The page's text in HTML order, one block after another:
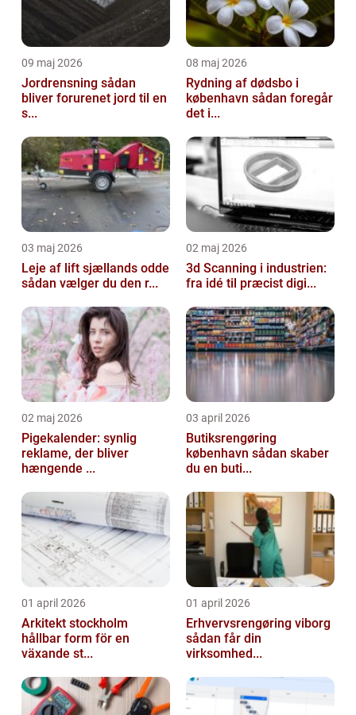
09 maj 2026
Jordrensning sådan
bliver forurenet jord til en
s...
08 maj 2026
Rydning af dødsbo i
københavn sådan foregår
det i...
03 maj 2026
Leje af lift sjællands odde
sådan vælger du den r...
02 maj 2026
3d Scanning i industrien:
fra idé til præcist digi...
02 maj 2026
Pigekalender: synlig
reklame, der bliver
hængende ...
03 april 2026
Butiksrengøring
københavn sådan skaber
du en buti...
01 april 2026
Arkitekt stockholm
hållbar form för en
växande st...
01 april 2026
Erhvervsrengøring viborg
sådan får din
virksomhed...